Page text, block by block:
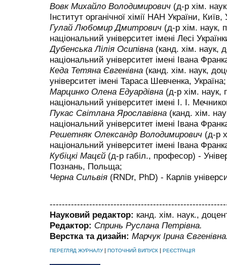
Вовк Михайло Володимирович (д-р хім.
Інститут органічної хімії НАН України, Київ,
Гулай Любомир Дмитрович (д-р хім. наук,
національний університет імені Лесі
Дубенська Лілія Осипівна (канд. хім. наук,
національний університет імені Івана
Кеда Тетяна Євгенівна (канд. хім. наук,
університет імені Тараса Шевченка, Україна;
Марцинко Олена Едуардівна (д-р хім. наук,
національний університет імені І. І.
Пукас Світлана Ярославівна (канд. хім.
національний університет імені Івана
Решетняк Олександр Володимирович (д-р
національний університет імені Івана
Кубіцкі Мацєй (д-р габіл., професор) -
Познань, Польща;
Черна Сильвія (RNDr, PhD) - Карлів
Науковий редактор: канд. хім. наук.,
Редактор: Спринь Руслана Петрівна.
Верстка та дизайн: Марчук Ірина
ПЕРЕГЛЯД ЖУРНАЛУ| ПОТОЧНИЙ ВИПУСК | РЕЄСТРАЦІЯ